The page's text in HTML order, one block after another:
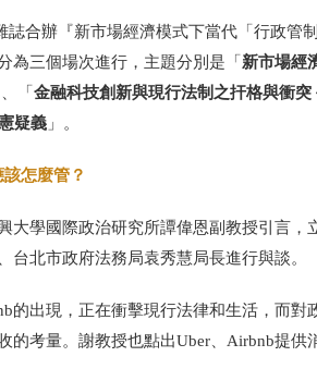
合辦『新市場經濟模式下當代「行政管
為三個場次進行，主題分別是「 新市場經
、「 金融科技創新與現行法制之扞格與衝
疑義 」。
怎麼管？
大學國際政治研究所譚偉恩副教授引言，
北市政府法務局袁秀慧局長進行與談。
的出現，正在衝擊現行法律和生活，而對
考量。謝教授也點出Uber、Airbnb提供